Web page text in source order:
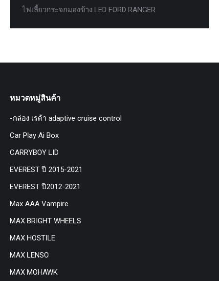
ไฟเลี้ยวกระจกมองข้าง LED FORD RANGER
หมวดหมู่สินค้า
-กล่อง เรด้า adaptive cruise control
Car Play Ai Box
CARRYBOY LID
EVEREST ปี 2015-2021
EVEREST ปี2012-2021
Max AAA Vampire
MAX BRIGHT WHEELS
MAX HOSTILE
MAX LENSO
MAX MOHAWK